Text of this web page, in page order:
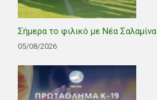
Σήμερα το φιλικό με Νέα Σαλαμίνα
05/08/2026